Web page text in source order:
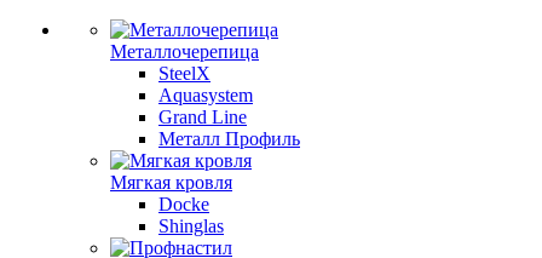
Металлочерепица
SteelX
Aquasystem
Grand Line
Металл Профиль
Мягкая кровля
Docke
Shinglas